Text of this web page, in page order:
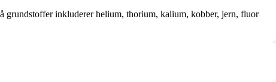
grundstoffer inkluderer helium, thorium, kalium, kobber, jern, fluor